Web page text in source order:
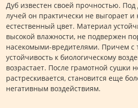
Дуб известен своей прочностью.
лучей он практически не выгорает и
естественный цвет. Материал
высокой влажности, не подвержен
насекомыми-вредителями. Причем с
устойчивость к биологическому
возрастает. После грамотной сушки
растрескивается, становится еще
негативным воздействиям.